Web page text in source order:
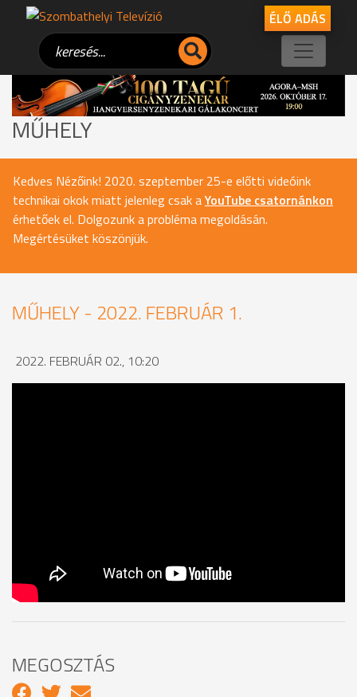
ÉLŐ ADÁS
MŰHELY
Kedves Nézőink! 2020. szeptember 25-e előtti videóink
technikai okok miatt jelenleg csak aYouTube csatornánkon
érhetőek el. Dolgozunk a probléma megoldásán.
Megértésüket köszönjük.
MŰHELY - 2022. FEBRUÁR 1.
2022. FEBRUÁR 02., 10:20
MEGOSZTÁS